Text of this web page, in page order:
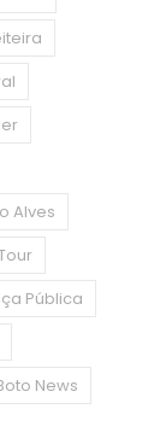
Alves
Pública
News